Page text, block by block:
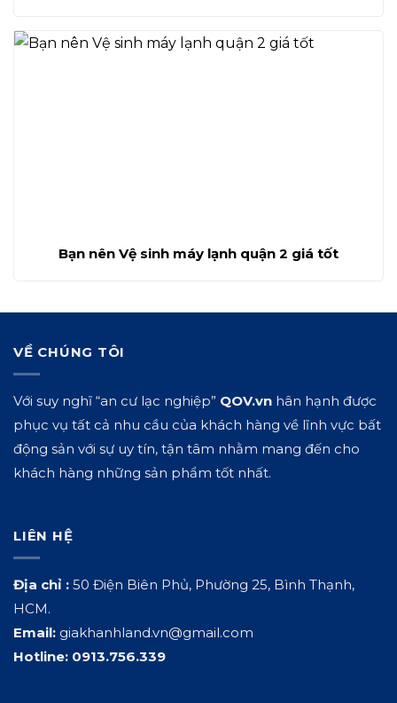
Bạn nên Vệ sinh máy lạnh quận 2 giá tốt
VỀ CHÚNG TÔI
Với suy nghĩ “an cư lạc nghiệp” QOV.vn hân hạnh được
phục vụ tất cả nhu cầu của khách hàng về lĩnh vực bất
động sản với sự uy tín, tận tâm nhằm mang đến cho
khách hàng những sản phẩm tốt nhất.
LIÊN HỆ
Địa chỉ : 50 Điện Biên Phủ, Phường 25, Bình Thạnh,
HCM.
Email: giakhanhland.vn@gmail.com
Hotline: 0913.756.339